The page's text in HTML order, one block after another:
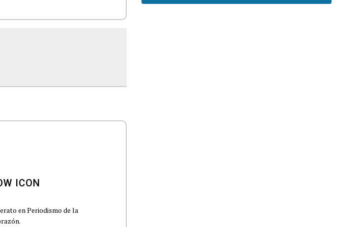
en Periodismo de la